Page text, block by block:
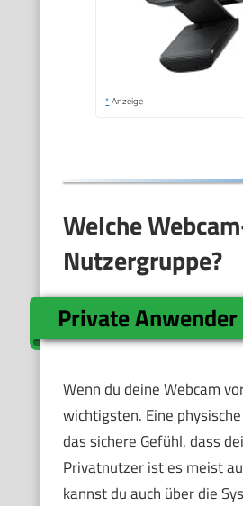
* Anzeige
Welche
Nutzergruppe?
Private Anwender
Wenn du deine Webcam
wichtigsten. Eine
das sichere Gefühl, dass
Privatnutzer ist es meist
kannst du auch über die